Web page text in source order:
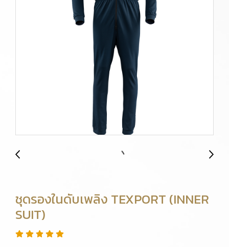
ชุดรองในดับเพลิง TEXPORT (INNER
SUIT)